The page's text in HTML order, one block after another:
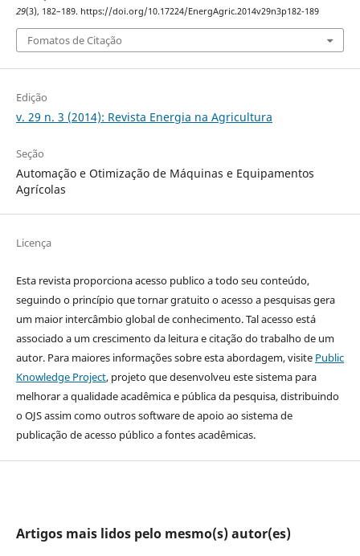
29(3), 182–189. https://doi.org/10.17224/EnergAgric.2014v29n3p182-189
Fomatos de Citação
Edição
v. 29 n. 3 (2014): Revista Energia na Agricultura
Seção
Automação e Otimização de Máquinas e Equipamentos
Agrícolas
Licença
Esta revista proporciona acesso publico a todo seu conteúdo,
seguindo o princípio que tornar gratuito o acesso a pesquisas gera
um maior intercâmbio global de conhecimento. Tal acesso está
associado a um crescimento da leitura e citação do trabalho de um
autor. Para maiores informações sobre esta abordagem, visite Public
Knowledge Project, projeto que desenvolveu este sistema para
melhorar a qualidade acadêmica e pública da pesquisa, distribuindo
o OJS assim como outros software de apoio ao sistema de
publicação de acesso público a fontes acadêmicas.
Artigos mais lidos pelo mesmo(s) autor(es)